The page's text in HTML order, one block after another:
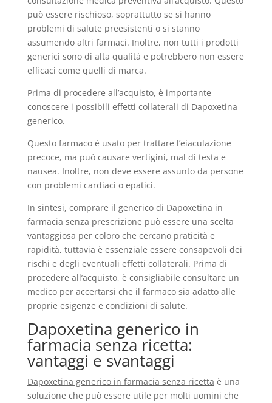
può essere rischioso, soprattutto se si hanno
problemi di salute preesistenti o si stanno
assumendo altri farmaci. Inoltre, non tutti i prodotti
generici sono di alta qualità e potrebbero non essere
efficaci come quelli di marca.
Prima di procedere all’acquisto, è importante
conoscere i possibili effetti collaterali di Dapoxetina
generico.
Questo farmaco è usato per trattare l’eiaculazione
precoce, ma può causare vertigini, mal di testa e
nausea. Inoltre, non deve essere assunto da persone
con problemi cardiaci o epatici.
In sintesi, comprare il generico di Dapoxetina in
farmacia senza prescrizione può essere una scelta
vantaggiosa per coloro che cercano praticità e
rapidità, tuttavia è essenziale essere consapevoli dei
rischi e degli eventuali effetti collaterali. Prima di
procedere all’acquisto, è consigliabile consultare un
medico per accertarsi che il farmaco sia adatto alle
proprie esigenze e condizioni di salute.
Dapoxetina generico in
farmacia senza ricetta:
vantaggi e svantaggi
Dapoxetina generico in farmacia senza ricetta è una
soluzione che può essere utile per molti uomini che